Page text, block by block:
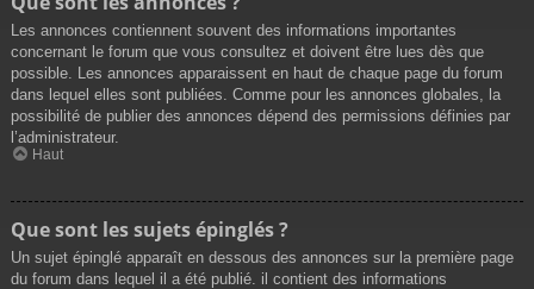
Les annonces contiennent souvent des informations importantes
concernant le forum que vous consultez et doivent être lues dès que
possible. Les annonces apparaissent en haut de chaque page du forum
dans lequel elles sont publiées. Comme pour les annonces globales, la
possibilité de publier des annonces dépend des permissions définies par
l’administrateur.
Haut
Que sont les sujets épinglés ?
Un sujet épinglé apparaît en dessous des annonces sur la première page
du forum dans lequel il a été publié. il contient des informations